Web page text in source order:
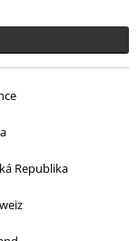
Republika
20%
s tím, že